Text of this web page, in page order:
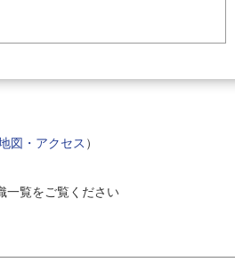
図・アクセス ）
一覧をご覧ください